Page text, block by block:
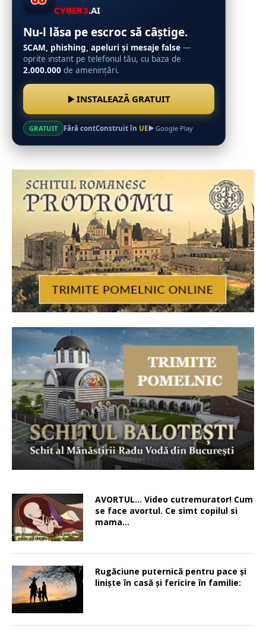
CYBER3.AI
Nu-l lăsa pe escroc să câștige.
SCAM, phishing, apeluri și mesaje false —
oprite instant pe telefonul tău, cu baza de
2.000.000 de amenințări.
INSTALEAZĂ GRATUIT
GRATUIT Fără contConstruit în UE Google Play
AVORTUL… Video cutremurator! Cum
se face avortul. Ce simt copilul si
mama…
Rugăciune puternică pentru pace şi
linişte în casă şi fericire în familie: